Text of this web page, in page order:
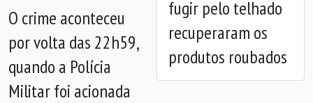
fugir pelo telhado
recuperaram os
produtos roubados
O crime aconteceu
por volta das 22h59,
quando a Polícia
Militar foi acionada